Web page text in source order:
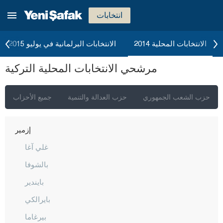
انتخابات
الانتخابات البرلمانية في يوليو 2015 الانتخابات المحلية 2014
مرشحي الانتخابات المحلية التركية
جميع الأحزاب حزب العدالة والتنمية حزب الشعب الجمهوري
أنقرة
إزمير
غلي آغا
بالشوفا
بايندير
بايرالكي
بيرغاما